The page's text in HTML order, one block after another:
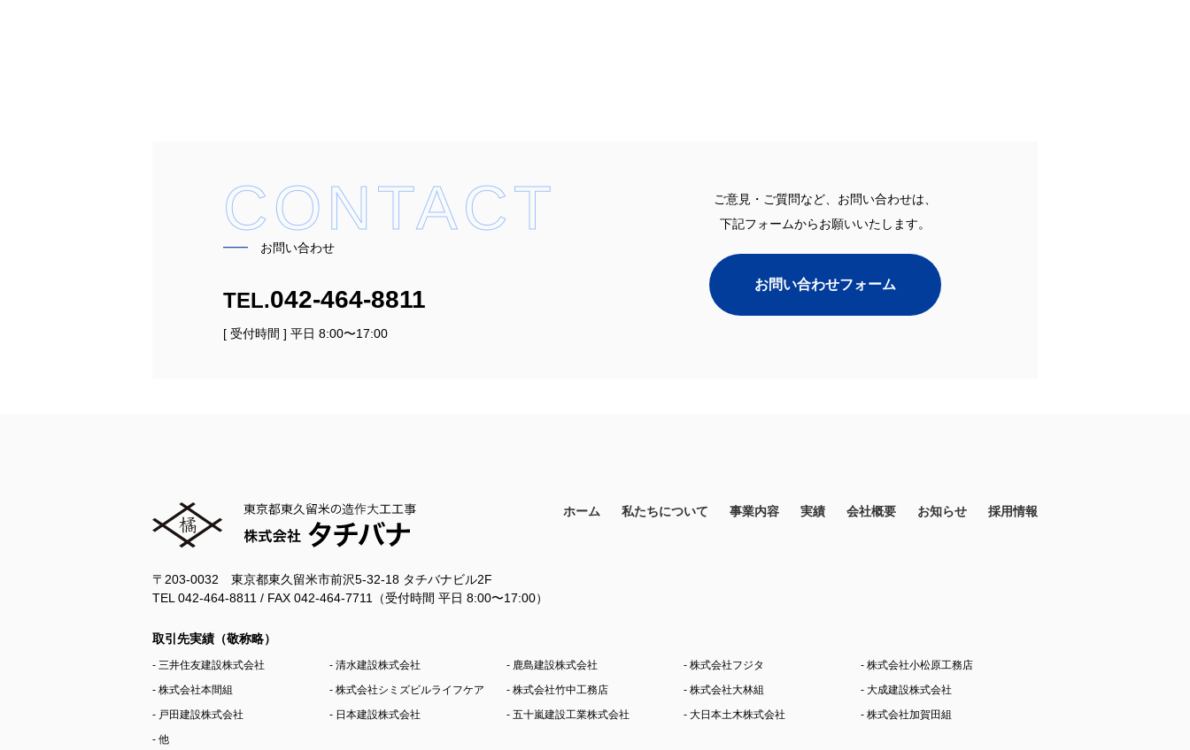
CONTACT
━━ お問い合わせ
TEL.042-464-8811
[ 受付時間 ] 平日 8:00〜17:00
ご意見・ご質問など、お問い合わせは、
下記フォームからお願いいたします。
お問い合わせフォーム
ホーム 私たちについて 事業内容 実績 会社概要 お知らせ 採用情報
〒203-0032 東京都東久留米市前沢5-32-18 タチバナビル2F
TEL 042-464-8811 / FAX 042-464-7711（受付時間 平日 8:00〜17:00）
取引先実績（敬称略）
- 三井住友建設株式会社 - 清水建設株式会社 - 鹿島建設株式会社 - 株式会社フジタ
- 株式会社小松原工務店
- 株式会社本間組
- 株式会社シミズビルライフケア - 株式会社竹中工務店 - 株式会社大林組
- 大成建設株式会社
- 戸田建設株式会社
- 日本建設株式会社 - 五十嵐建設工業株式会社 - 大日本土木株式会社
- 株式会社加賀田組
- 他